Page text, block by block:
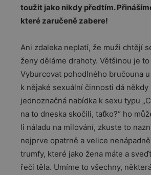
toužit jako nikdy předtím.
které zaručeně zabere!
Ani zdaleka neplatí, že muži chtějí
ženy děláme drahoty. Většinou je
Vyburcovat pohodlného bručouna
k nějaké sexuální činnosti dá někdy
jednoznačná nabídka k sexu typu
na to dneska skočili, taťko?“ ho
li náladu na milování, zkuste to
nejprve opatrně a velice
trumfy, které jako žena máte a
řeči těla. Umíme to všechny,